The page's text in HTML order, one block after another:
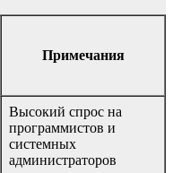
Примечания
Высокий спрос на
программистов и
системных
администраторов